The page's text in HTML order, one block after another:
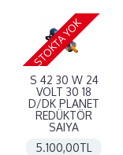
STOKTA YOK
S 42 30 W 24
VOLT 30 18
D/DK PLANET
REDÜKTÖR
SAIYA
5.100,00TL